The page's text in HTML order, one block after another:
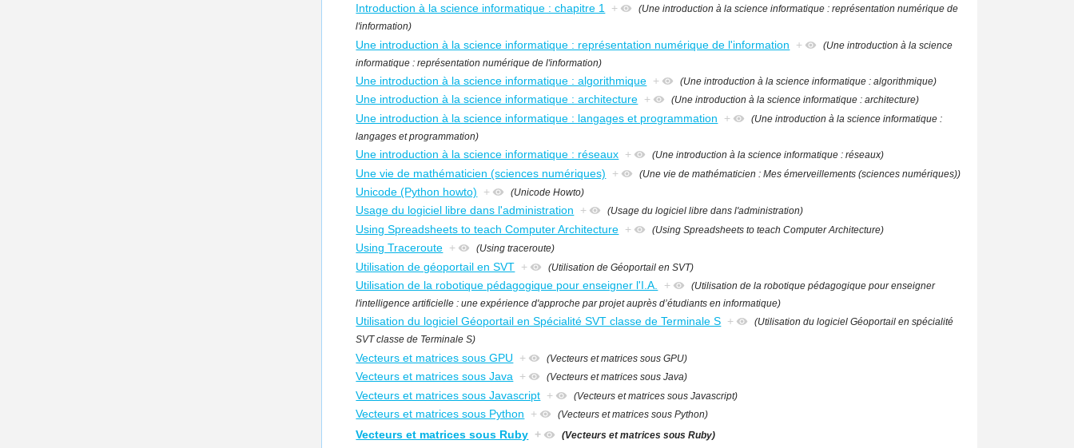
Introduction à la science informatique : chapitre 1 +
(Une introduction à la science informatique : représentation numérique de
l'information)
Une introduction à la science informatique : représentation numérique de l'information +
(Une introduction à la science
informatique : représentation numérique de l'information)
Une introduction à la science informatique : algorithmique + (Une introduction à la science informatique : algorithmique)
Une introduction à la science informatique : architecture + (Une introduction à la science informatique : architecture)
Une introduction à la science informatique : langages et programmation +
(Une introduction à la science informatique :
langages et programmation)
Une introduction à la science informatique : réseaux + (Une introduction à la science informatique : réseaux)
Une vie de mathématicien (sciences numériques) + (Une vie de mathématicien : Mes émerveillements (sciences numériques))
Unicode (Python howto) + (Unicode Howto)
Usage du logiciel libre dans l'administration + (Usage du logiciel libre dans l'administration)
Using Spreadsheets to teach Computer Architecture + (Using Spreadsheets to teach Computer Architecture)
Using Traceroute + (Using traceroute)
Utilisation de géoportail en SVT + (Utilisation de Géoportail en SVT)
Utilisation de la robotique pédagogique pour enseigner l'I.A. +
(Utilisation de la robotique pédagogique pour enseigner
l'intelligence artificielle : une expérience d'approche par projet auprès d’étudiants en informatique)
Utilisation du logiciel Géoportail en Spécialité SVT classe de Terminale S +
(Utilisation du logiciel Géoportail en spécialité
SVT classe de Terminale S)
Vecteurs et matrices sous GPU + (Vecteurs et matrices sous GPU)
Vecteurs et matrices sous Java + (Vecteurs et matrices sous Java)
Vecteurs et matrices sous Javascript + (Vecteurs et matrices sous Javascript)
Vecteurs et matrices sous Python + (Vecteurs et matrices sous Python)
Vecteurs et matrices sous Ruby + (Vecteurs et matrices sous Ruby)